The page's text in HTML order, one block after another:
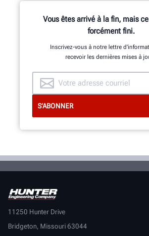
Vous êtes arrivé à la fin, mais ce
forcément fini.
Inscrivez-vous à notre lettre
recevoir les dernières mises à
11250 Hunter Drive
Bridgeton, Missouri 63044